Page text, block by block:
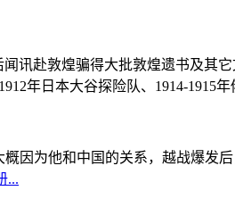
讯赴敦煌骗得大批敦煌遗书及其
年日本大谷探险队、1914-1915
概因为他和中国的关系，越战爆发
...